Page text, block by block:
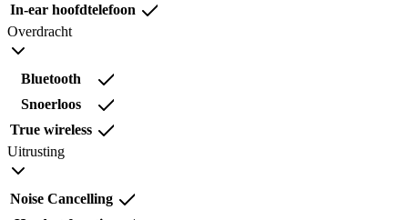
In-ear hoofdtelefoon
Overdracht
Bluetooth
Snoerloos
True wireless
Uitrusting
Noise Cancelling